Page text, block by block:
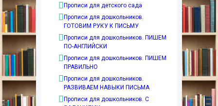
Прописи для детского сада
Прописи для дошкольников.
ГОТОВИМ РУКУ К ПИСЬМУ
Прописи для дошкольников. ПИШЕМ
ПО-АНГЛИЙСКИ
Прописи для дошкольников. ПИШЕМ
ПРАВИЛЬНО
Прописи для дошкольников.
РАЗВИВАЕМ НАВЫКИ ПИСЬМА
Прописи для дошкольников. С